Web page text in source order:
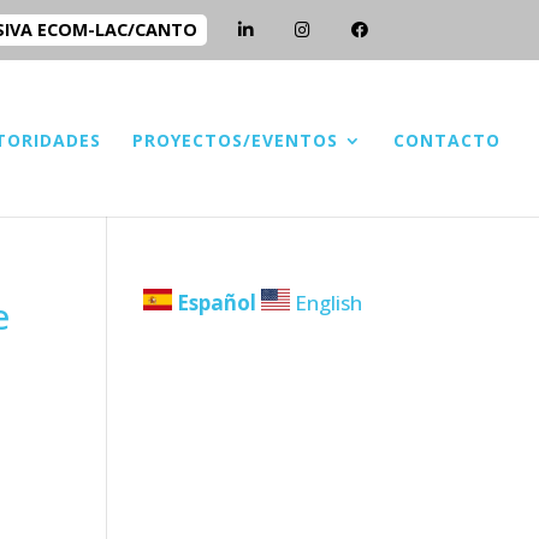
ECOM-LAC/CANTO
PROYECTOS/EVENTOS CONTACTO
Español English